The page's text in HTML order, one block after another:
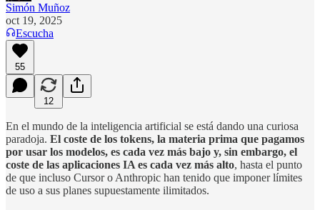
Simón Muñoz
oct 19, 2025
Escucha
55
12
En el mundo de la inteligencia artificial se está dando una curiosa
paradoja. El coste de los tokens, la materia prima que pagamos
por usar los modelos, es cada vez más bajo y, sin embargo, el
coste de las aplicaciones IA es cada vez más alto, hasta el punto
de que incluso Cursor o Anthropic han tenido que imponer límites
de uso a sus planes supuestamente ilimitados.